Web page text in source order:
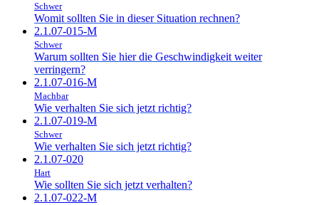
Schwer
Womit sollten Sie in dieser Situation rechnen?
2.1.07-015-M
Schwer
Warum sollten Sie hier die Geschwindigkeit weiter
verringern?
2.1.07-016-M
Machbar
Wie verhalten Sie sich jetzt richtig?
2.1.07-019-M
Schwer
Wie verhalten Sie sich jetzt richtig?
2.1.07-020
Hart
Wie sollten Sie sich jetzt verhalten?
2.1.07-022-M